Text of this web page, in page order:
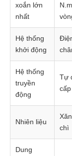
xoắn lớn
nhất
Hệ thống
khởi động
Hệ thống
truyền
động
Tự
cấp
Nhiên liệu
chì
Dung